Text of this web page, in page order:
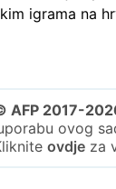
igrama na
AFP 2017-
ovog
ovdjeza